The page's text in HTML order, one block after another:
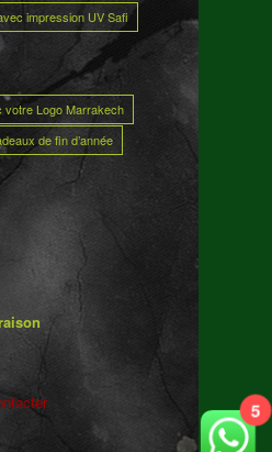
impression UV Safi
votre Logo Marrakech
de fin d’année
5